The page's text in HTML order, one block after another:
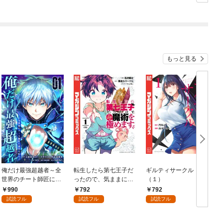
もっと見る
俺だけ最強超越者～全
世界のチート師匠に認
められた～【単行本】
（１）
990
試読フル
転生したら第七王子だ
ったので、気ままに魔
術を極めます（１）
792
試読フル
ギルティサークル
（１）
792
試読フル